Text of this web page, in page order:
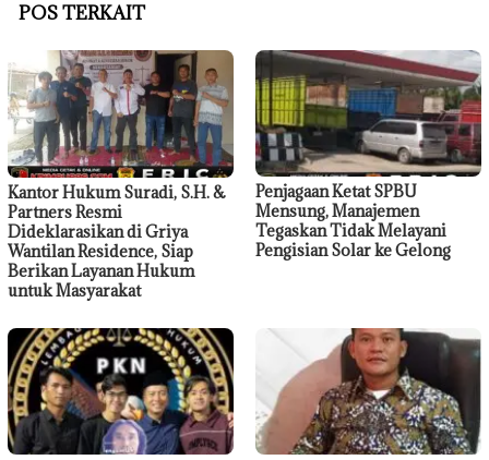
POS TERKAIT
Kantor Hukum Suradi, S.H. &
Partners Resmi
Dideklarasikan di Griya
Wantilan Residence, Siap
Berikan Layanan Hukum
untuk Masyarakat
Penjagaan Ketat SPBU
Mensung, Manajemen
Tegaskan Tidak Melayani
Pengisian Solar ke Gelong